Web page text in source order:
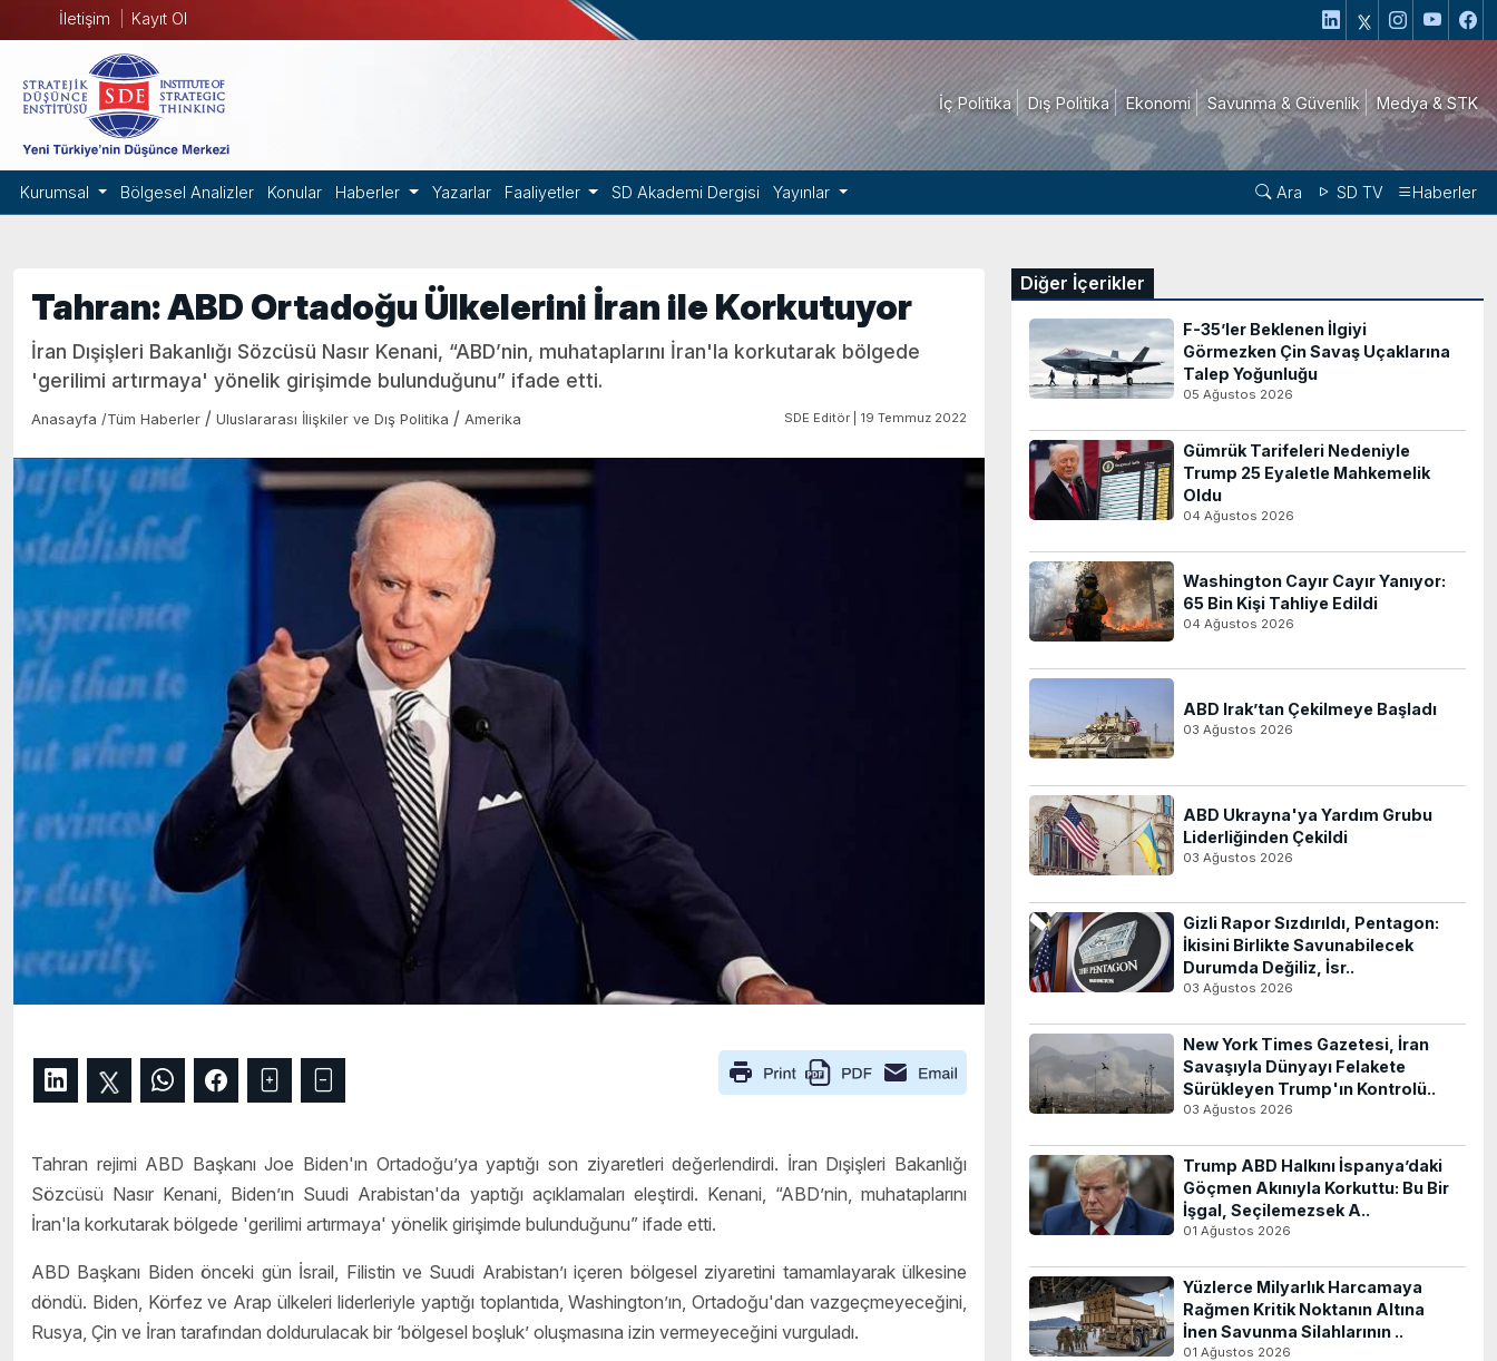
İletişim Kayıt Ol
İç Politika Dış Politika Ekonomi Savunma & Güvenlik Medya & STK
Kurumsal Bölgesel Analizler Konular Haberler Yazarlar Faaliyetler SD Akademi Dergisi Yayınlar Ara SD TV Haberler
Tahran: ABD Ortadoğu Ülkelerini İran ile Korkutuyor
İran Dışişleri Bakanlığı Sözcüsü Nasır Kenani, “ABD’nin, muhataplarını İran'la korkutarak bölgede
'gerilimi artırmaya' yönelik girişimde bulunduğunu” ifade etti.
Anasayfa /Tüm Haberler / Uluslararası İlişkiler ve Dış Politika / Amerika SDE Editör | 19 Temmuz 2022
Tahran rejimi ABD Başkanı Joe Biden'ın Ortadoğu’ya yaptığı son ziyaretleri değerlendirdi. İran Dışişleri Bakanlığı
Sözcüsü Nasır Kenani, Biden’ın Suudi Arabistan'da yaptığı açıklamaları eleştirdi. Kenani, “ABD’nin, muhataplarını
İran'la korkutarak bölgede 'gerilimi artırmaya' yönelik girişimde bulunduğunu” ifade etti.
ABD Başkanı Biden önceki gün İsrail, Filistin ve Suudi Arabistan’ı içeren bölgesel ziyaretini tamamlayarak ülkesine
döndü. Biden, Körfez ve Arap ülkeleri liderleriyle yaptığı toplantıda, Washington’ın, Ortadoğu'dan vazgeçmeyeceğini,
Rusya, Çin ve İran tarafından doldurulacak bir ‘bölgesel boşluk’ oluşmasına izin vermeyeceğini vurguladı.
Diğer İçerikler
F-35’ler Beklenen İlgiyi
Görmezken Çin Savaş Uçaklarına
Talep Yoğunluğu
05 Ağustos 2026
Gümrük Tarifeleri Nedeniyle
Trump 25 Eyaletle Mahkemelik
Oldu
04 Ağustos 2026
Washington Cayır Cayır Yanıyor:
65 Bin Kişi Tahliye Edildi
04 Ağustos 2026
ABD Irak’tan Çekilmeye Başladı
03 Ağustos 2026
ABD Ukrayna'ya Yardım Grubu
Liderliğinden Çekildi
03 Ağustos 2026
Gizli Rapor Sızdırıldı, Pentagon:
İkisini Birlikte Savunabilecek
Durumda Değiliz, İsr..
03 Ağustos 2026
New York Times Gazetesi, İran
Savaşıyla Dünyayı Felakete
Sürükleyen Trump'ın Kontrolü..
03 Ağustos 2026
Trump ABD Halkını İspanya’daki
Göçmen Akınıyla Korkuttu: Bu Bir
İşgal, Seçilemezsek A..
01 Ağustos 2026
Yüzlerce Milyarlık Harcamaya
Rağmen Kritik Noktanın Altına
İnen Savunma Silahlarının ..
01 Ağustos 2026